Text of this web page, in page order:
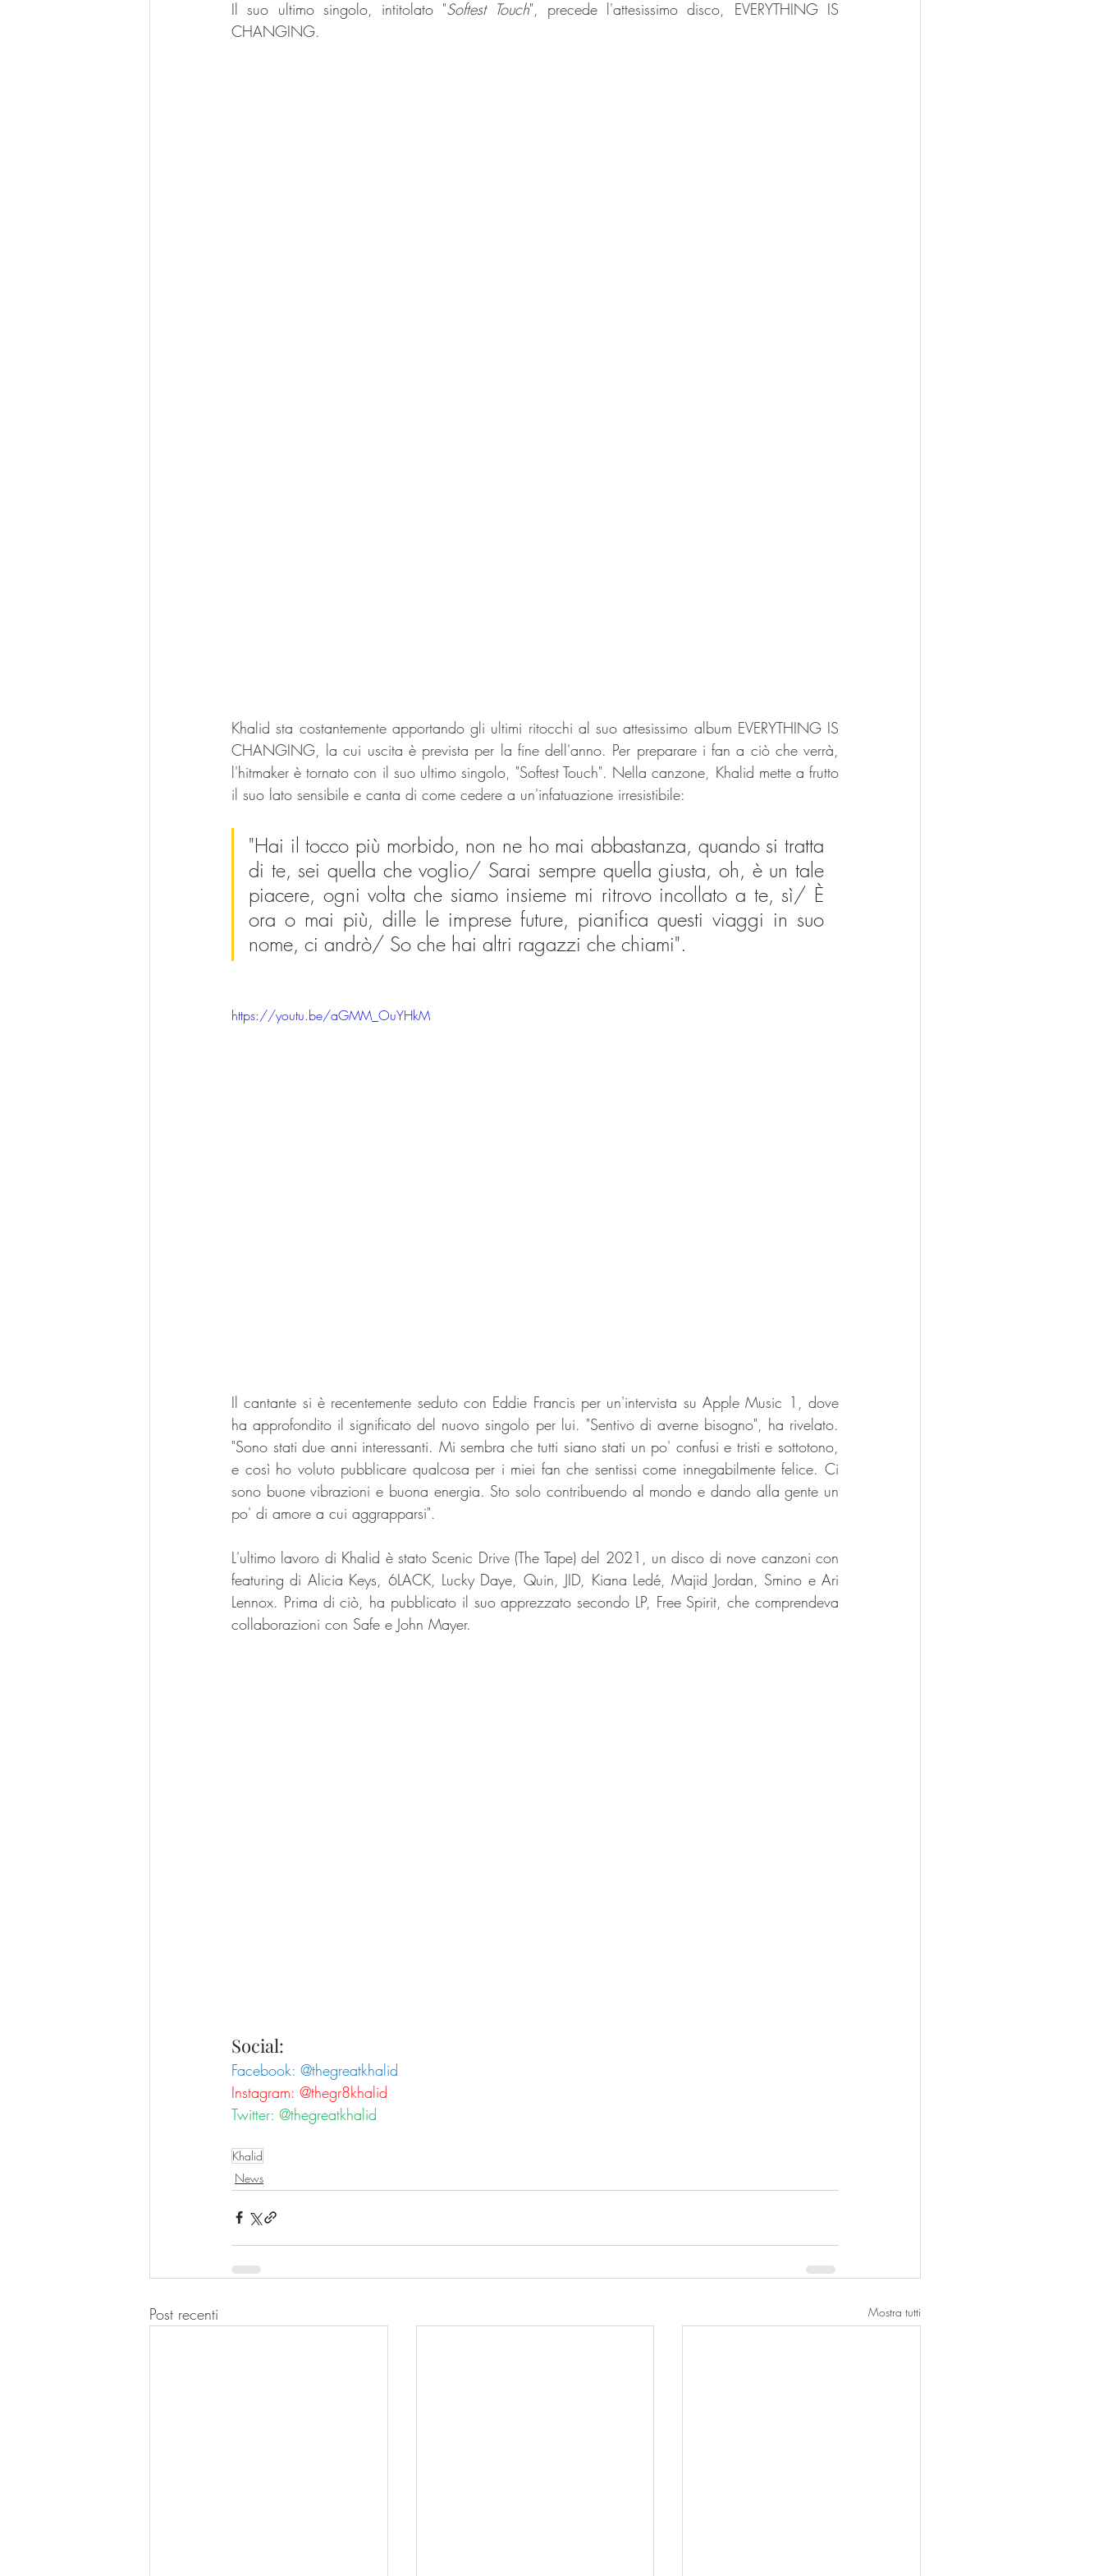
Il suo ultimo singolo, intitolato "Softest Touch", precede l'attesissimo disco, EVERYTHING IS
CHANGING.
Khalid sta costantemente apportando gli ultimi ritocchi al suo attesissimo album EVERYTHING IS
CHANGING, la cui uscita è prevista per la fine dell'anno. Per preparare i fan a ciò che verrà,
l'hitmaker è tornato con il suo ultimo singolo, "Softest Touch". Nella canzone, Khalid mette a frutto
il suo lato sensibile e canta di come cedere a un'infatuazione irresistibile:
"Hai il tocco più morbido, non ne ho mai abbastanza, quando si tratta
di te, sei quella che voglio/ Sarai sempre quella giusta, oh, è un tale
piacere, ogni volta che siamo insieme mi ritrovo incollato a te, sì/ È
ora o mai più, dille le imprese future, pianifica questi viaggi in suo
nome, ci andrò/ So che hai altri ragazzi che chiami".
https://youtu.be/aGMM_OuYHkM
Il cantante si è recentemente seduto con Eddie Francis per un'intervista su Apple Music 1, dove
ha approfondito il significato del nuovo singolo per lui. "Sentivo di averne bisogno", ha rivelato.
"Sono stati due anni interessanti. Mi sembra che tutti siano stati un po' confusi e tristi e sottotono,
e così ho voluto pubblicare qualcosa per i miei fan che sentissi come innegabilmente felice. Ci
sono buone vibrazioni e buona energia. Sto solo contribuendo al mondo e dando alla gente un
po' di amore a cui aggrapparsi".
L'ultimo lavoro di Khalid è stato Scenic Drive (The Tape) del 2021, un disco di nove canzoni con
featuring di Alicia Keys, 6LACK, Lucky Daye, Quin, JID, Kiana Ledé, Majid Jordan, Smino e Ari
Lennox. Prima di ciò, ha pubblicato il suo apprezzato secondo LP, Free Spirit, che comprendeva
collaborazioni con Safe e John Mayer.
Social:
Facebook: @thegreatkhalid
Instagram: @thegr8khalid
Twitter: @thegreatkhalid
Khalid
News
Post recenti Mostra tutti